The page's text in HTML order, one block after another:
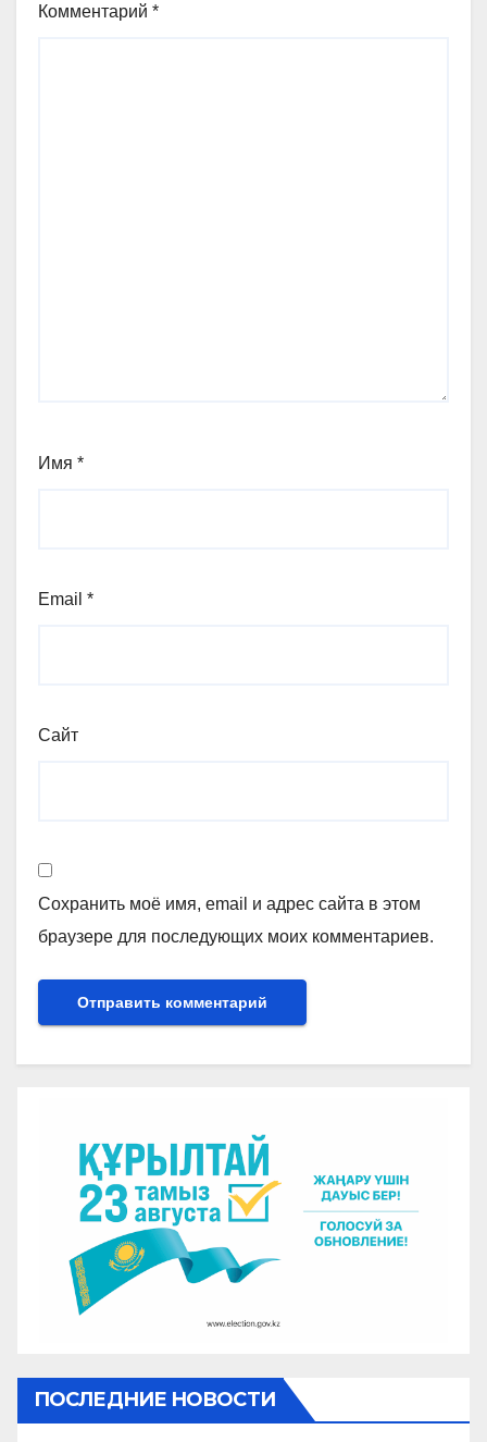
Комментарий *
Имя *
Email *
Сайт
Сохранить моё имя, email и адрес сайта в этом
браузере для последующих моих комментариев.
ПОСЛЕДНИЕ НОВОСТИ